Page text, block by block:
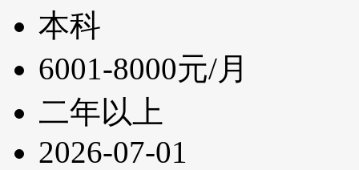
本科
6001-8000元/月
二年以上
2026-07-01